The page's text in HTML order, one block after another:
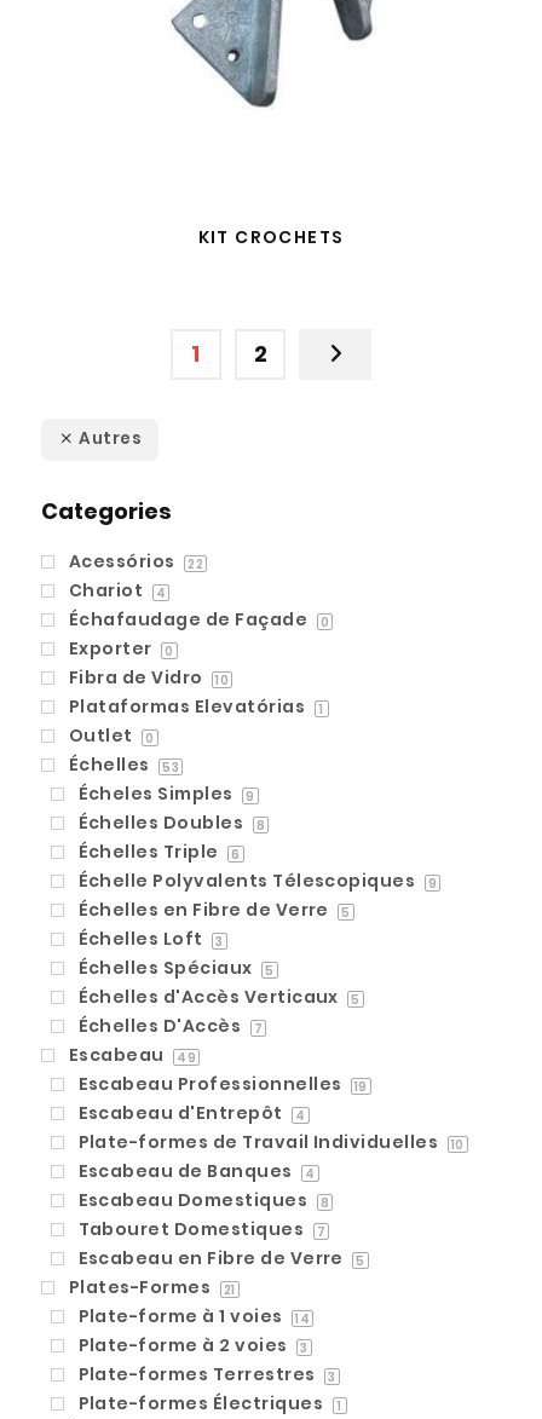
KIT CROCHETS
1 2
Autres
Categories
Acessórios 22
Chariot 4
Échafaudage de Façade 0
Exporter 0
Fibra de Vidro 10
Plataformas Elevatórias 1
Outlet 0
Échelles 53
Écheles Simples 9
Échelles Doubles 8
Échelles Triple 6
Échelle Polyvalents Télescopiques 9
Échelles en Fibre de Verre 5
Échelles Loft 3
Échelles Spéciaux 5
Échelles d'Accès Verticaux 5
Échelles D'Accès 7
Escabeau 49
Escabeau Professionnelles 19
Escabeau d'Entrepôt 4
Plate-formes de Travail Individuelles 10
Escabeau de Banques 4
Escabeau Domestiques 8
Tabouret Domestiques 7
Escabeau en Fibre de Verre 5
Plates-Formes 21
Plate-forme à 1 voies 14
Plate-forme à 2 voies 3
Plate-formes Terrestres 3
Plate-formes Électriques 1